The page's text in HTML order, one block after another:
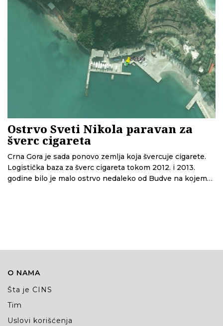
Ostrvo Sveti Nikola paravan za
šverc cigareta
Crna Gora je sada ponovo zemlja koja švercuje cigarete.
Logistička baza za šverc cigareta tokom 2012. i 2013.
godine bilo je malo ostrvo nedaleko od Budve na kojem
O NAMA
Šta je CINS
Tim
Uslovi korišćenja